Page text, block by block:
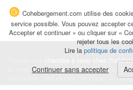
chambre à louer chez
au mois ou à l'année pour de courts et
temporaire : des études, un stage, un
Cohebergement.com utilise des
service possible. Vous pouvez accepter
Accepter et continuer » ou cliquer sur «
rejeter tous les
Lire la politique de
Continuer sans accepter